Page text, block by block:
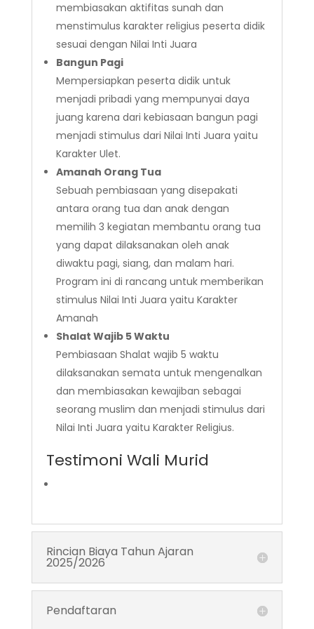
membiasakan aktifitas sunah dan
menstimulus karakter religius peserta didik
sesuai dengan Nilai Inti Juara
Bangun Pagi
Mempersiapkan peserta didik untuk
menjadi pribadi yang mempunyai daya
juang karena dari kebiasaan bangun pagi
menjadi stimulus dari Nilai Inti Juara yaitu
Karakter Ulet.
Amanah Orang Tua
Sebuah pembiasaan yang disepakati
antara orang tua dan anak dengan
memilih 3 kegiatan membantu orang tua
yang dapat dilaksanakan oleh anak
diwaktu pagi, siang, dan malam hari.
Program ini di rancang untuk memberikan
stimulus Nilai Inti Juara yaitu Karakter
Amanah
Shalat Wajib 5 Waktu
Pembiasaan Shalat wajib 5 waktu
dilaksanakan semata untuk mengenalkan
dan membiasakan kewajiban sebagai
seorang muslim dan menjadi stimulus dari
Nilai Inti Juara yaitu Karakter Religius.
Testimoni Wali Murid
Rincian Biaya Tahun Ajaran
2025/2026
Pendaftaran